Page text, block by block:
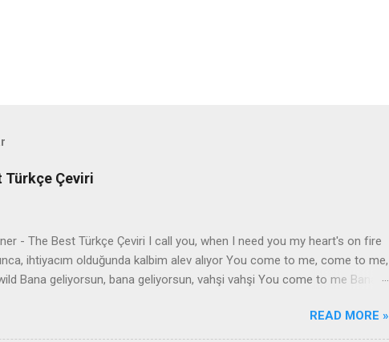
Türkçe Çeviri
- The Best Türkçe Çeviri I call you, when I need you my heart's on fire
ihtiyacım olduğunda kalbim alev alıyor You come to me, come to me,
Bana geliyorsun, bana geliyorsun, vahşi vahşi You come to me Bana
promises and a world of dreams Bana ömür boyu sözler ve düşler
Speak the language of love like you know what it means Aşk dilini
READ MORE »